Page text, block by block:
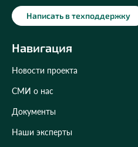
Навигация
Новости проекта
СМИ о нас
Документы
Наши эксперты
Написать в техподдержку